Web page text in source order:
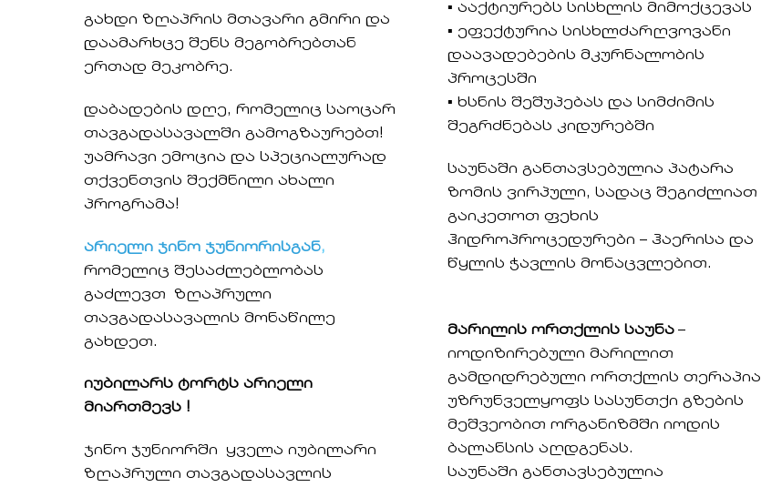
გახდი ზღაპრის მთავარი გმირი და
დაამარხცე შენს მეგობრებთან
ერთად მეკობრე.
დაბადების დღე, რომელიც საოცარ
თავგადასავალში გამოგზაურებთ!
უამრავი ემოცია და სპეციალურად
თქვენთვის შექმნილი ახალი
პროგრამა!
არიელი ჯინო ჯუნიორისგან,
რომელიც შესაძლებლობას
გაძლევთ ზღაპრული
თავგადასავალის მონაწილე
გახდეთ.
იუბილარს ტორტს არიელი
მიართმევს !
ჯინო ჯუნიორში ყველა იუბილარი
ზღაპრული თავგადასავლის
▪ ააქტიურებს სისხლის მიმოქცევას
▪ ეფექტურია სისხლძარღვოვანი
დაავადებების მკურნალობის
პროცესში
▪ ხსნის შეშუპებას და სიმძიმის
შეგრძნებას კიდურებში
საუნაში განთავსებულია პატარა
ზომის ვირპული, სადაც შეგიძლიათ
გაიკეთოთ ფეხის
ჰიდროპროცედურები – ჰაერისა და
წყლის ჭავლის მონაცვლებით.
მარილის ორთქლის საუნა –
იოდიზირებული მარილით
გამდიდრებული ორთქლის თერაპია
უზრუნველყოფს სასუნთქი გზების
მეშვეობით ორგანიზმში იოდის
ბალანსის აღდგენას.
საუნაში განთავსებულია